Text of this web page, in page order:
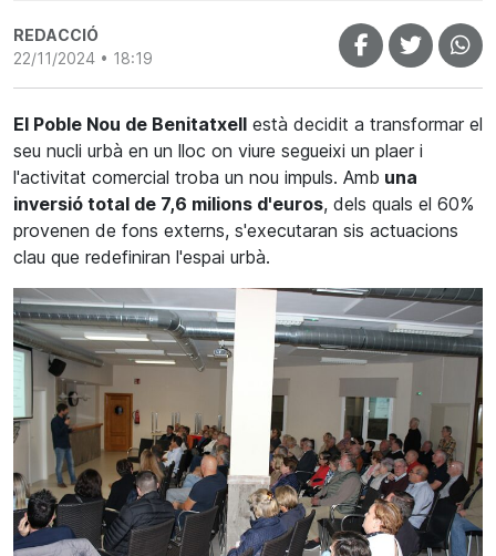
REDACCIÓ
22/11/2024 • 18:19
El Poble Nou de Benitatxell està decidit a transformar el
seu nucli urbà en un lloc on viure segueixi un plaer i
l'activitat comercial troba un nou impuls. Amb una
inversió total de 7,6 milions d'euros, dels quals el 60%
provenen de fons externs, s'executaran sis actuacions
clau que redefiniran l'espai urbà.